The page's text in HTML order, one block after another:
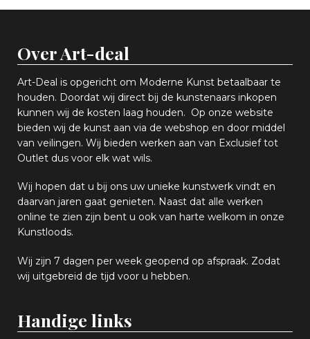
Over Art-deal
Art-Deal is opgericht om Moderne Kunst betaalbaar te
houden. Doordat wij direct bij de kunstenaars inkopen
kunnen wij de kosten laag houden. Op onze website
bieden wij de kunst aan via de webshop en door middel
van veilingen. Wij bieden werken aan van Exclusief tot
Outlet dus voor elk wat wils.
Wij hopen dat u bij ons uw unieke kunstwerk vindt en
daarvan jaren gaat genieten. Naast dat alle werken
online te zien zijn bent u ook van harte welkom in onze
Kunstloods.
Wij zijn 7 dagen per week geopend op afspraak. Zodat
wij uitgebreid de tijd voor u hebben.
Handige links